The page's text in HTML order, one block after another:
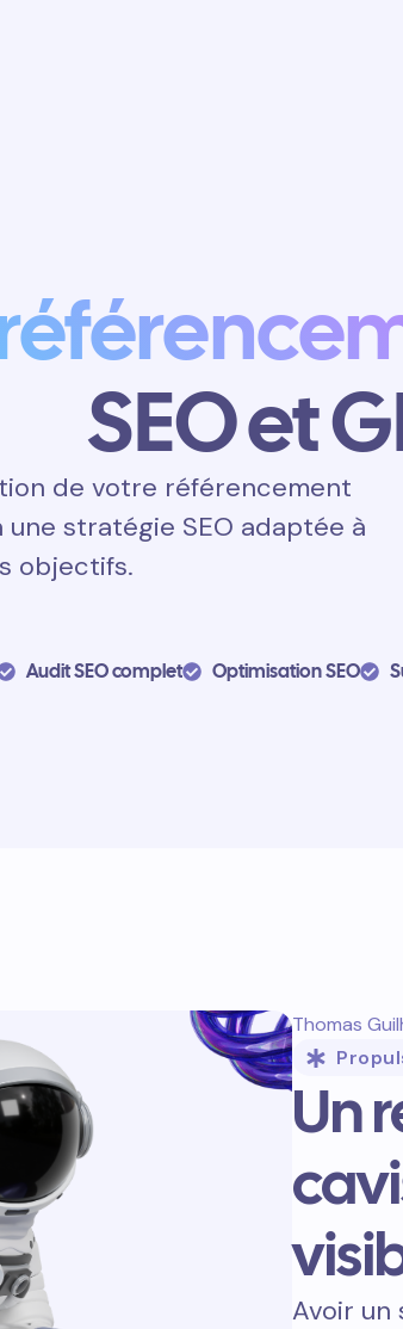
SEO et
de votre référencement
stratégie SEO adaptée à
objectifs.
Audit SEO complet Optimisation SEO
Thomas
Un
Avoir un